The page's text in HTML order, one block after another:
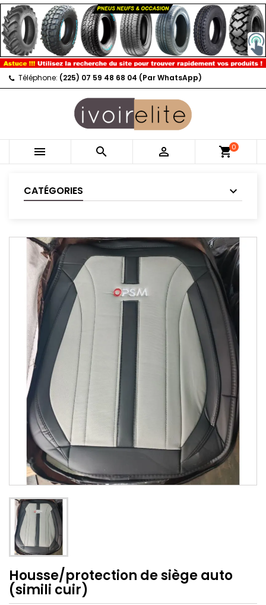
Téléphone: (225) 07 59 48 68 04 (Par WhatsApp)
   shopping_cart0
CATÉGORIES
Housse/protection de siège auto
(simili cuir)